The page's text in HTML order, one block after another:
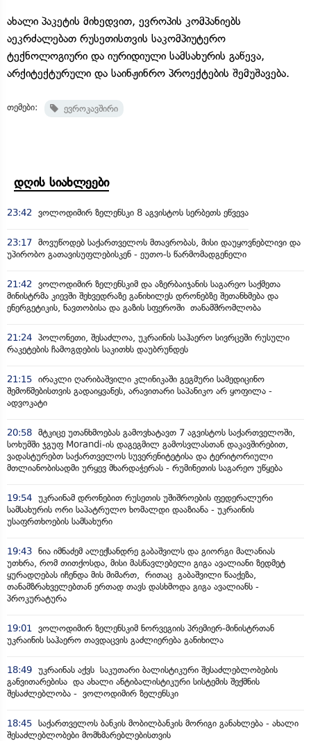
ახალი პაკეტის მიხედვით, ევროპის კომპანიებს
აეკრძალებათ რუსეთისთვის საკომპიუტერო
ტექნოლოგიური და იურიდიული სამსახურის გაწევა,
არქიტექტურული და საინჟინრო პროექტების შემუშავება.
თემები: ევროკავშირი
დღის სიახლეები
23:42 ვოლოდიმირ ზელენსკი 8 აგვისტოს სერბეთს ეწვევა
23:17 მოვუწოდებ საქართველოს მთავრობას, მისი დაუყოვნებლივი და
უპირობო გათავისუფლებისკენ - ეუთო-ს წარმომადგენელი
21:42
ვოლოდიმირ ზელენსკიმ და აზერბაიჯანის საგარეო საქმეთა
მინისტრმა კიევში შეხვედრაზე განიხილეს დრონებზე შეთანხმება და
ენერგეტიკის, ნავთობისა და გაზის სფეროში თანამშრომლობა
21:24 პოლონეთი, შესაძლოა, უკრაინის საჰაერო სივრცეში რუსული
რაკეტების ჩამოგდების საკითხს დაუბრუნდეს
21:15 ირაკლი ღარიბაშვილი კლინიკაში გეგმური სამედიცინო
შემოწმებისთვის გადაიყვანეს, არავითარი საპანიკო არ ყოფილა -
ადვოკატი
20:58 მტკიცე უთანხმოებას გამოვხატავთ 7 აგვისტოს საქართველოში,
სოხუმში ჯგუფ Morandi-ის დაგეგმილ გამოსვლასთან დაკავშირებით,
ვადასტურებთ საქართველოს სუვერენიტეტისა და ტერიტორიული
მთლიანობისადმი ურყევ მხარდაჭერას - რუმინეთის საგარეო უწყება
19:54 უკრაინამ დრონებით რუსეთის უშიშროების ფედერალური
სამსახურის ორი საპატრულო ხომალდი დააზიანა - უკრაინის
უსაფრთხოების სამსახური
19:43 ნია იმნაძემ ალექსანდრე გაბაშვილს და გიორგი მალანიას
უთხრა, რომ თითქოსდა, მისი მასწავლებელი გიგა ავალიანი ზედმეტ
ყურადღებას იჩენდა მის მიმართ, რითაც გაბაშვილი წააქეზა,
თანამზრახველებთან ერთად თავს დასხმოდა გიგა ავალიანს -
პროკურატურა
19:01
ვოლოდიმირ ზელენსკიმ ნორვეგიის პრემიერ-მინისტრთან
უკრაინის საჰაერო თავდაცვის გაძლიერება განიხილა
18:49 უკრაინას აქვს საკუთარი ბალისტიკური შესაძლებლობების
განვითარებისა და ახალი ანტიბალისტიკური სისტემის შექმნის
შესაძლებლობა - ვოლოდიმირ ზელენსკი
18:45 საქართველოს ბანკის მობილბანკის მორიგი განახლება - ახალი
შესაძლებლობები მომხმარებლებისთვის